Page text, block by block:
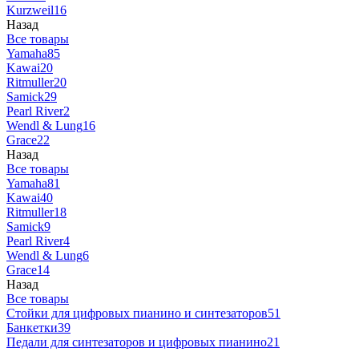
Kurzweil16
Назад
Все товары
Yamaha85
Kawai20
Ritmuller20
Samick29
Pearl River2
Wendl & Lung16
Grace22
Назад
Все товары
Yamaha81
Kawai40
Ritmuller18
Samick9
Pearl River4
Wendl & Lung6
Grace14
Назад
Все товары
Стойки для цифровых пианино и синтезаторов51
Банкетки39
Педали для синтезаторов и цифровых пианино21